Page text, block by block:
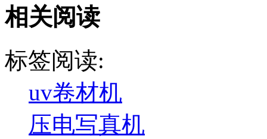
相关阅读
标签阅读:
uv卷材机
压电写真机